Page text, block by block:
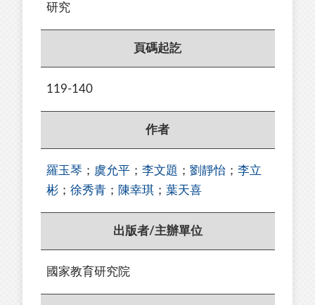
研究
頁碼起訖
119-140
作者
羅玉琴 ； 虞允平 ； 李文題 ； 劉靜怡 ； 李立
彬 ； 徐秀青 ； 陳幸琪 ； 葉天喜
出版者/主辦單位
國家教育研究院